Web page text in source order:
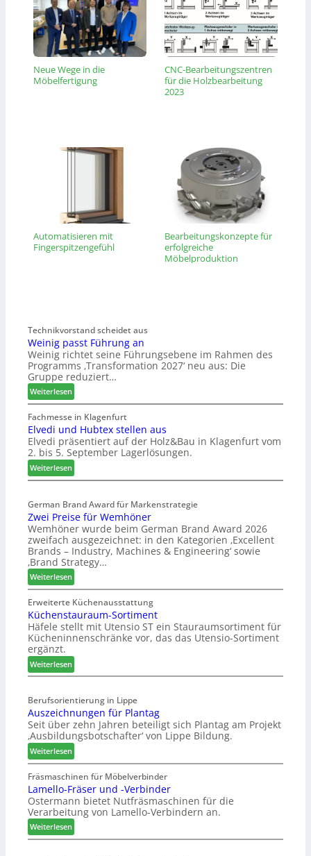
Neue Wege in die
Möbelfertigung
CNC-Bearbeitungszentren
für die Holzbearbeitung
2023
Automatisieren mit
Fingerspitzengefühl
Bearbeitungskonzepte für
erfolgreiche
Möbelproduktion
Technikvorstand scheidet aus
Weinig passt Führung an
Weinig richtet seine Führungsebene im Rahmen des
Programms ‚Transformation 2027‘ neu aus: Die
Gruppe reduziert…
Weiterlesen:
W
e
i
n
i
p
s
s
t
F
ü
h
r
u
n
g
a
n
Fachmesse in Klagenfurt
Elvedi und Hubtex stellen aus
Elvedi präsentiert auf der Holz&Bau in Klagenfurt vom
2. bis 5. September Lagerlösungen.
Weiterlesen:
E
v
e
d
i
u
n
d
H
u
b
t
e
x
s
t
l
e
n
a
u
s
German Brand Award für Markenstrategie
Zwei Preise für Wemhöner
Wemhöner wurde beim German Brand Award 2026
zweifach ausgezeichnet: in den Kategorien ‚Excellent
Brands – Industry, Machines & Engineering‘ sowie
‚Brand Strategy…
Weiterlesen:
Z
w
e
i
P
e
i
e
f
ü
r
W
e
m
h
ö
n
e
r
Erweiterte Küchenausstattung
Küchenstauraum-Sortiment
Häfele stellt mit Utensio ST ein Stauraumsortiment für
Kücheninnenschränke vor, das das Utensio-Sortiment
ergänzt.
Weiterlesen:
K
c
h
e
n
s
t
a
u
r
a
u
m
Berufsorientierung in Lippe
Auszeichnungen für Plantag
Seit über zehn Jahren beteiligt sich Plantag am Projekt
‚Ausbildungsbotschafter‘ von Lippe Bildung.
Weiterlesen:
A
u
s
z
e
c
Fräsmaschinen für Möbelverbinder
Lamello-Fräser und -Verbinder
Ostermann bietet Nutfräsmaschinen für die
Verarbeitung von Lamello-Verbindern an.
Weiterlesen:
L